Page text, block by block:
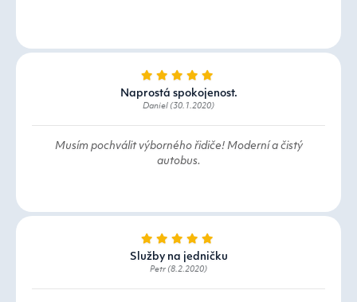
Naprostá spokojenost.
Daniel (30.1.2020)
Musím pochválit výborného řidiče! Moderní a čistý
autobus.
Služby na jedničku
Petr (8.2.2020)